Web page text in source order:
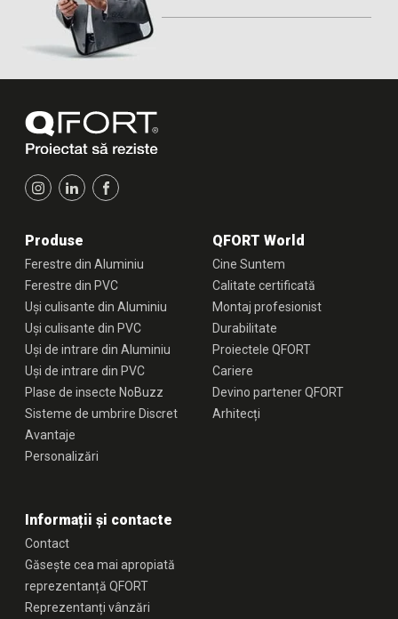
Produse
Ferestre din Aluminiu
Ferestre din PVC
Uși culisante din Aluminiu
Uși culisante din PVC
Uși de intrare din Aluminiu
Uși de intrare din PVC
Plase de insecte NoBuzz
Sisteme de umbrire Discret
Avantaje
Personalizări
QFORT World
Cine Suntem
Calitate certificată
Montaj profesionist
Durabilitate
Proiectele QFORT
Cariere
Devino partener QFORT
Arhitecți
Informații și contacte
Contact
Găsește cea mai apropiată
reprezentanță QFORT
Reprezentanți vânzări